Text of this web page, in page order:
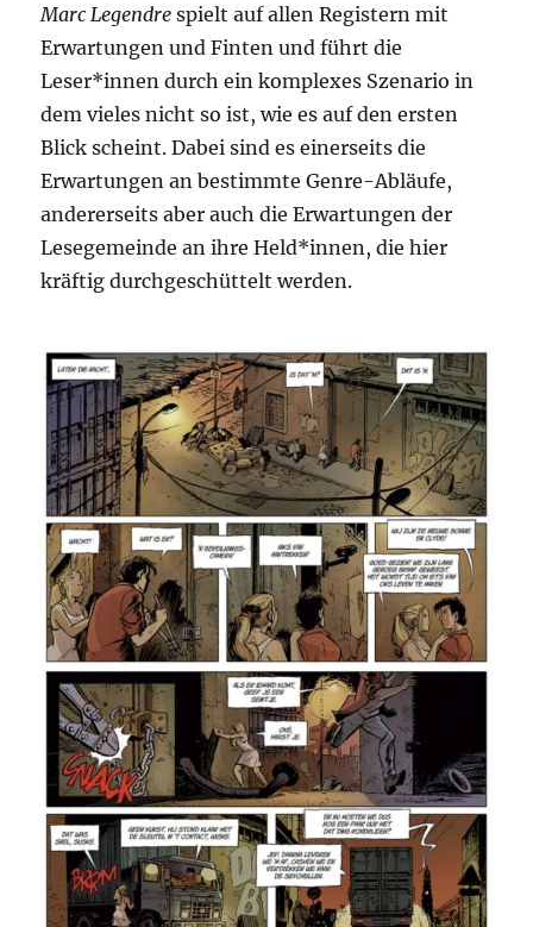
Marc Legendre spielt auf allen Registern mit
Erwartungen und Finten und führt die
Leser*innen durch ein komplexes Szenario in
dem vieles nicht so ist, wie es auf den ersten
Blick scheint. Dabei sind es einerseits die
Erwartungen an bestimmte Genre-Abläufe,
andererseits aber auch die Erwartungen der
Lesegemeinde an ihre Held*innen, die hier
kräftig durchgeschüttelt werden.